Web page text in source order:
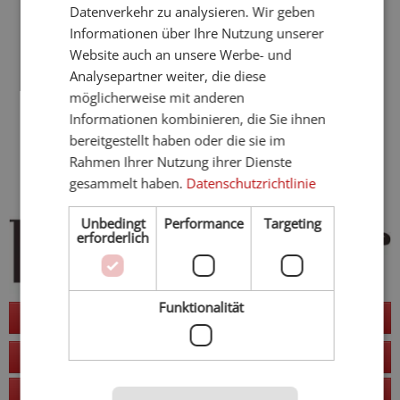
Naturhotels
Motorradhotels
Glutenfreie Hotels
Hotels mit Sauna
Frühling
Sommer
Herbst
4 Sterne Hotels
Golfhotels
E-Mobility
Jetzt anfragen
zur Website
Datenverkehr zu analysieren. Wir geben
Informationen über Ihre Nutzung unserer
Website auch an unsere Werbe- und
Analysepartner weiter, die diese
möglicherweise mit anderen
Informationen kombinieren, die Sie ihnen
bereitgestellt haben oder die sie im
Rahmen Ihrer Nutzung ihrer Dienste
gesammelt haben. Datenschutzrichtlinie
Unbedingt
erforderlich
Performance Targeting
Funktionalität